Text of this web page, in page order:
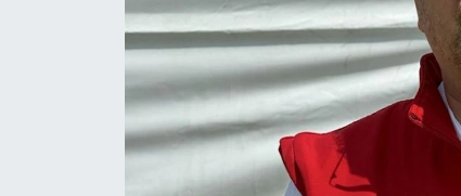
Gündem
Haberde İnsan